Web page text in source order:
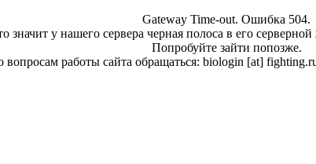
Gateway Time-out. Ошибка 504.
у нашего сервера черная полоса в его
Попробуйте зайти попозже.
вопросам работы сайта обращаться: biologin [at]